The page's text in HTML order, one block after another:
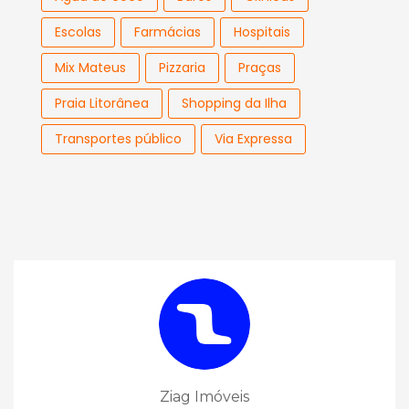
Escolas
Farmácias
Hospitais
Mix Mateus
Pizzaria
Praças
Praia Litorânea
Shopping da Ilha
Transportes público
Via Expressa
Ziag Imóveis